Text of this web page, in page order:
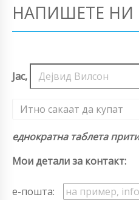
НАПИШЕТЕ НИ
Јас,
Итно сакаат да купат
еднократна таблета
Мои детали за контакт:
е-пошта: